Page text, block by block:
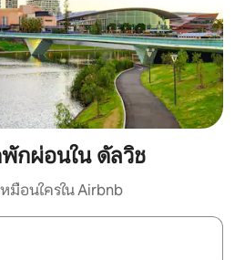
กผ่อนใน ดัลวิช
อนใครใน Airbnb
สัมผัสหรือปัด เพื่อสำรวจผลการค้นหา